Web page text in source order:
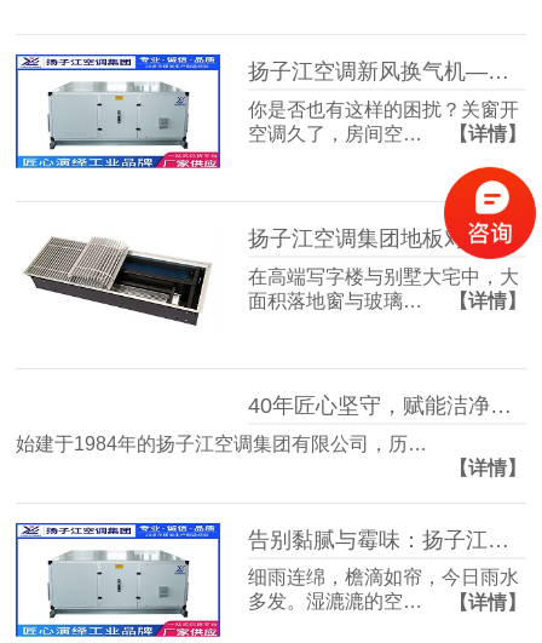
扬子江空调新风换气机——告别室内空气闷浊，畅享洁净富氧新生活
你是否也有这样的困扰？关窗开
空调久了，房间空…
【详情】
扬子江空调集团地板对流器：破解冬冷夏热难题，打造四季如春的舒适空间
在高端写字楼与别墅大宅中，大
面积落地窗与玻璃…
【详情】
40年匠心坚守，赋能洁净空气未来
始建于1984年的扬子江空调集团有限公司，历…
【详情】
告别黏腻与霉味：扬子江空调的梅雨季舒适生活指南
细雨连绵，檐滴如帘，今日雨水
多发。湿漉漉的空…
【详情】